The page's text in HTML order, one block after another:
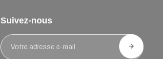
Suivez-nous